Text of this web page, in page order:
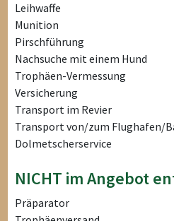
Leihwaffe
Munition
Pirschführung
Nachsuche mit einem Hund
Trophäen-Vermessung
Versicherung
Transport im Revier
Transport von/zum Flughafen/
Dolmetscherservice
NICHT im Angebot
Präparator